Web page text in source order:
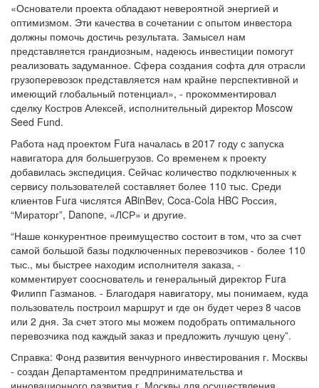
«Основатели проекта обладают невероятной энергией и
оптимизмом. Эти качества в сочетании с опытом инвестора
должны помочь достичь результата. Замысел нам
представляется грандиозным, надеюсь инвестиции помогут
реализовать задуманное. Сфера создания софта для отрасли
грузоперевозок представляется нам крайне перспективной и
имеющий глобальный потенциал», - прокомментировал
сделку Костров Алексей, исполнительный директор Moscow
Seed Fund.
Работа над проектом Fura началась в 2017 году с запуска
навигатора для большегрузов. Со временем к проекту
добавилась экспедиция. Сейчас количество подключенных к
сервису пользователей составляет более 110 тыс. Среди
клиентов Fura числятся ABinBev, Coca-Cola HBC Россия,
“Мираторг”, Danone, «ЛСР» и другие.
“Наше конкурентное преимущество состоит в том, что за счет
самой большой базы подключенных перевозчиков - более 110
тыс., мы быстрее находим исполнителя заказа, -
комментирует сооснователь и генеральный директор Fura
Филипп Газманов. - Благодаря навигатору, мы понимаем, куда
пользователь построил маршрут и где он будет через 8 часов
или 2 дня. За счет этого мы можем подобрать оптимального
перевозчика под каждый заказ и предложить лучшую цену”.
Справка: Фонд развития венчурного инвестирования г. Москвы
- создан Департаментом предпринимательства и
инновационного развития г. Москвы для осуществления